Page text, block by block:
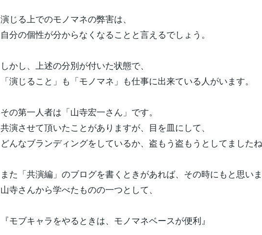
演じる上でのモノマネの弊害は、
自分の個性が分からなくなることと言えるでしょう。
しかし、上述の分別が付いた状態で、
「演じること」も「モノマネ」も仕事に出来ている人がいます。
その第一人者は「山寺宏一さん」です。
共演させて頂いたことがありますが、目を皿にして、
どんなブランディングをしているか、盗もう盗もうとしてました
また「共演編」のブログを書くときがあれば、その時にもと思い
山寺さんから学べたものの一つとして、
『モブキャラをやるときは、モノマネベースが便利』